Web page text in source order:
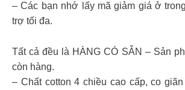
– Các bạn nhớ lấy mã giảm giá ở
trợ tối đa.
Tất cả đều là HÀNG CÓ SẴN – Sản
còn hàng.
– Chất cotton 4 chiều cao cấp, co